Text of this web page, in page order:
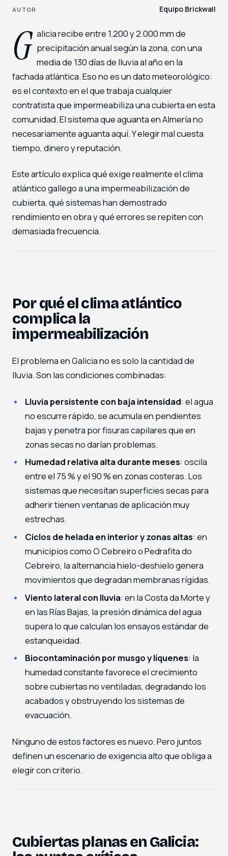
AUTOR Equipo Brickwall
G alicia recibe entre 1.200 y 2.000 mm de
precipitación anual según la zona, con una
media de 130 días de lluvia al año en la
fachada atlántica. Eso no es un dato meteorológico:
es el contexto en el que trabaja cualquier
contratista que impermeabiliza una cubierta en esta
comunidad. El sistema que aguanta en Almería no
necesariamente aguanta aquí. Y elegir mal cuesta
tiempo, dinero y reputación.
Este artículo explica qué exige realmente el clima
atlántico gallego a una impermeabilización de
cubierta, qué sistemas han demostrado
rendimiento en obra y qué errores se repiten con
demasiada frecuencia.
Por qué el clima atlántico
complica la
impermeabilización
El problema en Galicia no es solo la cantidad de
lluvia. Son las condiciones combinadas:
Lluvia persistente con baja intensidad: el agua
no escurre rápido, se acumula en pendientes
bajas y penetra por fisuras capilares que en
zonas secas no darían problemas.
Humedad relativa alta durante meses: oscila
entre el 75 % y el 90 % en zonas costeras. Los
sistemas que necesitan superficies secas para
adherir tienen ventanas de aplicación muy
estrechas.
Ciclos de helada en interior y zonas altas: en
municipios como O Cebreiro o Pedrafita do
Cebreiro, la alternancia hielo-deshielo genera
movimientos que degradan membranas rígidas.
Viento lateral con lluvia: en la Costa da Morte y
en las Rías Bajas, la presión dinámica del agua
supera lo que calculan los ensayos estándar de
estanqueidad.
Biocontaminación por musgo y líquenes: la
humedad constante favorece el crecimiento
sobre cubiertas no ventiladas, degradando los
acabados y obstruyendo los sistemas de
evacuación.
Ninguno de estos factores es nuevo. Pero juntos
definen un escenario de exigencia alto que obliga a
elegir con criterio.
Cubiertas planas en Galicia: